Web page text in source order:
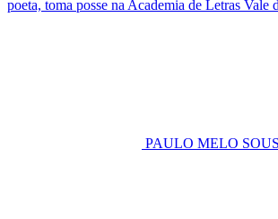
poeta, toma posse na Academia de Letras Vale
PAULO MELO